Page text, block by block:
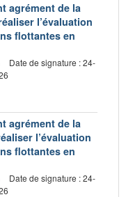
agrément de la
l’évaluation
flottantes en
Date de signature : 24-
agrément de la
l’évaluation
flottantes en
Date de signature : 24-